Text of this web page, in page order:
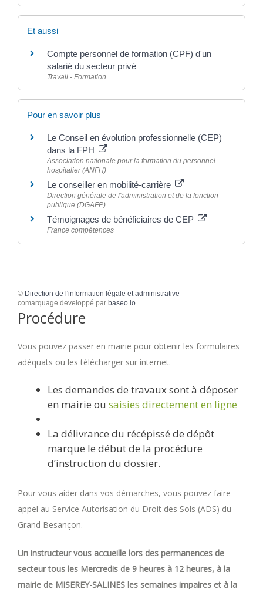
Et aussi
Compte personnel de formation (CPF) d'un
salarié du secteur privé
Travail - Formation
Pour en savoir plus
Le Conseil en évolution professionnelle (CEP)
dans la FPH
Association nationale pour la formation du personnel
hospitalier (ANFH)
Le conseiller en mobilité-carrière
Direction générale de l'administration et de la fonction
publique (DGAFP)
Témoignages de bénéficiaires de CEP
France compétences
© Direction de l'information légale et administrative
comarquage developpé par baseo.io
Procédure
Vous pouvez passer en mairie pour obtenir les formulaires
adéquats ou les télécharger sur internet.
Les demandes de travaux sont à déposer
en mairie ou saisies directement en ligne
La délivrance du récépissé de dépôt
marque le début de la procédure
d’instruction du dossier.
Pour vous aider dans vos démarches, vous pouvez faire
appel au Service Autorisation du Droit des Sols (ADS) du
Grand Besançon.
Un instructeur vous accueille lors des permanences de
secteur tous les Mercredis de 9 heures à 12 heures, à la
mairie de MISEREY-SALINES les semaines impaires et à la